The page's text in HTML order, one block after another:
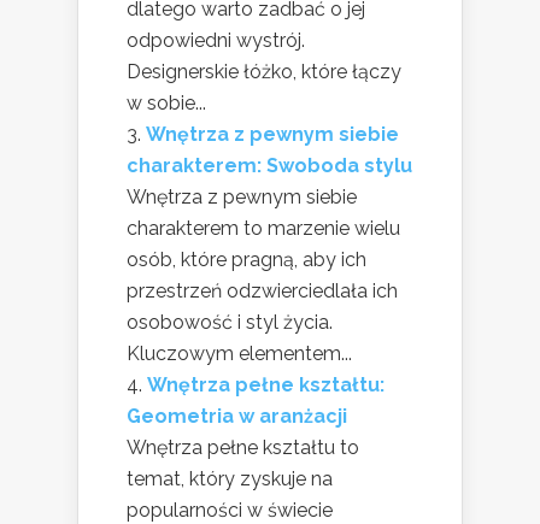
dlatego warto zadbać o jej
odpowiedni wystrój.
Designerskie łóżko, które łączy
w sobie...
Wnętrza z pewnym siebie
charakterem: Swoboda stylu
Wnętrza z pewnym siebie
charakterem to marzenie wielu
osób, które pragną, aby ich
przestrzeń odzwierciedlała ich
osobowość i styl życia.
Kluczowym elementem...
Wnętrza pełne kształtu:
Geometria w aranżacji
Wnętrza pełne kształtu to
temat, który zyskuje na
popularności w świecie